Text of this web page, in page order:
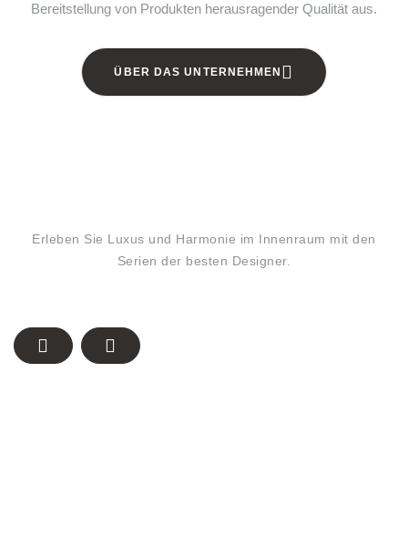
Bereitstellung von Produkten herausragender Qualität aus.
ÜBER DAS UNTERNEHMEN
Erleben Sie Luxus und Harmonie im Innenraum mit den
Serien der besten Designer.